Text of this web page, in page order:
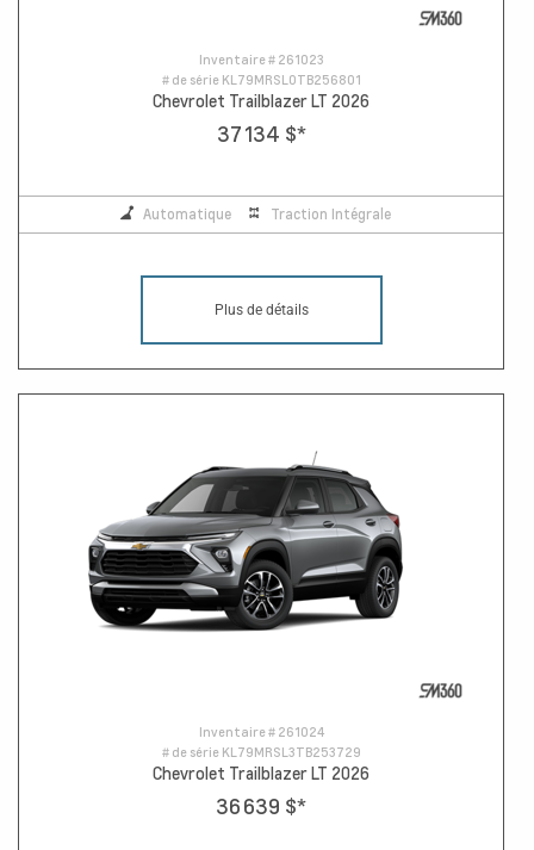
Inventaire # 261023
# de série KL79MRSL0TB256801
Chevrolet Trailblazer LT 2026
37 134 $*
Automatique Traction Intégrale
Plus de détails
Inventaire # 261024
# de série KL79MRSL3TB253729
Chevrolet Trailblazer LT 2026
36 639 $*